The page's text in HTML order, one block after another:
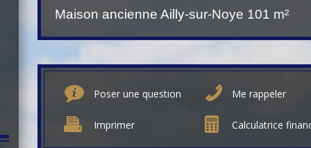
Maison ancienne Ailly-sur-Noye 101 m²
Poser une question Me rappeler
Imprimer Calculatrice